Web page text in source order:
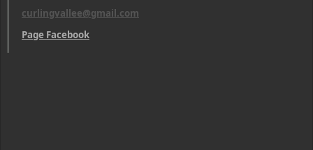
curlingvallee@gmail.com
Page Facebook